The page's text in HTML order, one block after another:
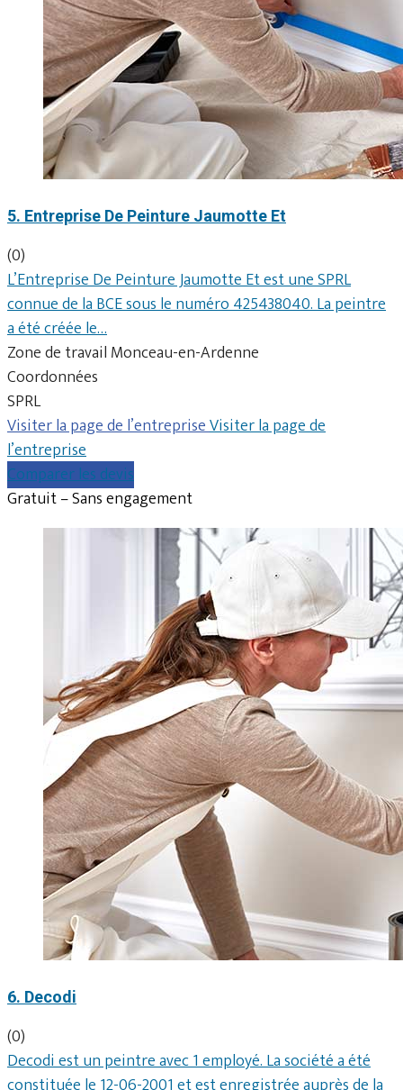
5. Entreprise De Peinture Jaumotte Et
(0)
L’Entreprise De Peinture Jaumotte Et est une SPRL
connue de la BCE sous le numéro 425438040. La peintre
a été créée le…
Zone de travail Monceau-en-Ardenne
Coordonnées
SPRL
Visiter la page de l’entrepriseVisiter la page de
l’entreprise
Comparer les devis
Gratuit – Sans engagement
6. Decodi
(0)
Decodi est un peintre avec 1 employé. La société a été